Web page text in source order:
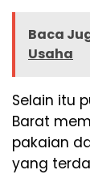
Baca
Usaha
Selain itu
Barat
pakaian
yang